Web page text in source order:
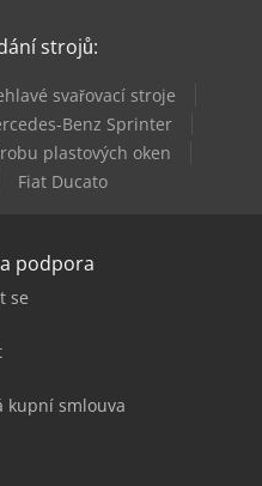
strojů:
svařovací stroje
Benz Sprinter
plastových oken
Fiat Ducato
podpora
se
kupní smlouva